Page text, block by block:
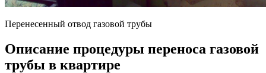
Перенесенный отвод газовой трубы
Описание процедуры переноса газовой
трубы в квартире